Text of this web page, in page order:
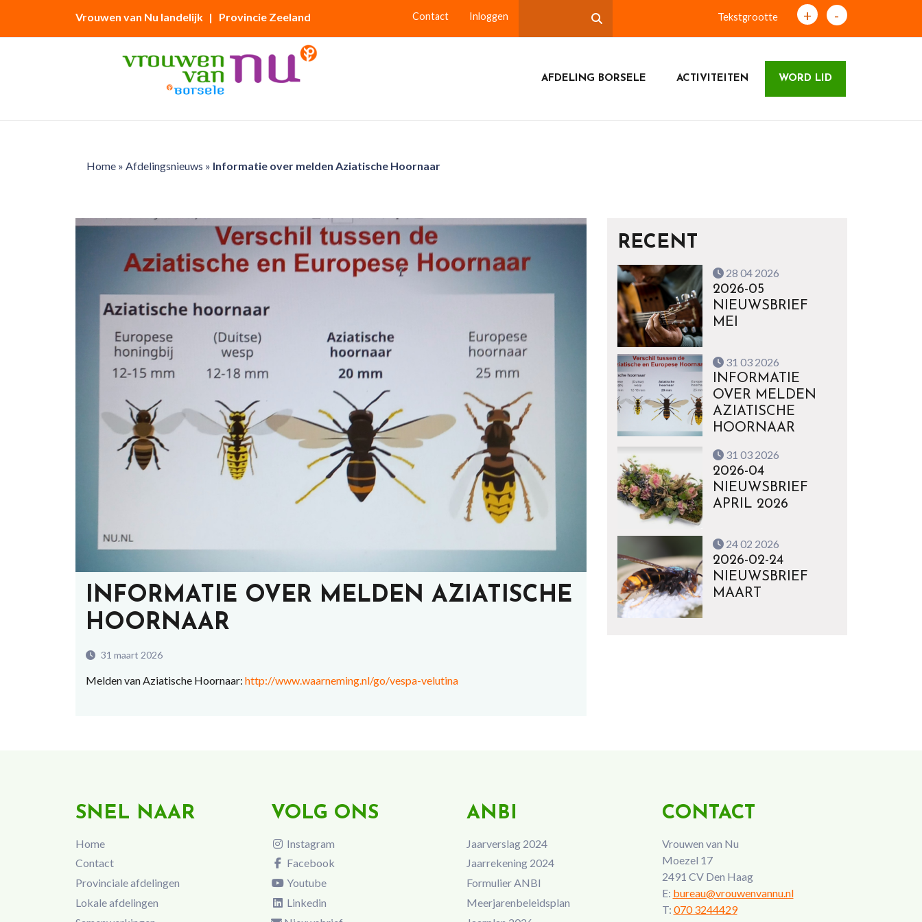
Vrouwen van Nu landelijk | Provincie Zeeland Contact Inloggen Tekstgrootte + -
AFDELING BORSELE ACTIVITEITEN WORD LID
Home» Afdelingsnieuws » Informatie over melden Aziatische Hoornaar
INFORMATIE OVER MELDEN AZIATISCHE
HOORNAAR
31 maart 2026
Melden van Aziatische Hoornaar: http://www.waarneming.nl/go/vespa-velutina
RECENT
28 04 2026
2026-05
NIEUWSBRIEF
MEI
31 03 2026
INFORMATIE
OVER MELDEN
AZIATISCHE
HOORNAAR
31 03 2026
2026-04
NIEUWSBRIEF
APRIL 2026
24 02 2026
2026-02-24
NIEUWSBRIEF
MAART
SNEL NAAR
Home
Contact
Provinciale afdelingen
Lokale afdelingen
VOLG ONS
Instagram
Facebook
Youtube
Linkedin
ANBI
Jaarverslag 2024
Jaarrekening 2024
Formulier ANBI
Meerjarenbeleidsplan
CONTACT
Vrouwen van Nu
Moezel 17
2491 CV Den Haag
E: bureau@vrouwenvannu.nl
T: 070 3244429